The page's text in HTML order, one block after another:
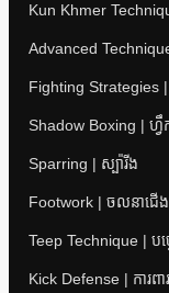
Kun Khmer
Advanced
Fighting Strategies |
Shadow Boxing | ហ្
Sparring | ស្ប៉ារីង
Footwork | ចលនាជើង
Teep Technique | បច្
Kick Defense | ការពា